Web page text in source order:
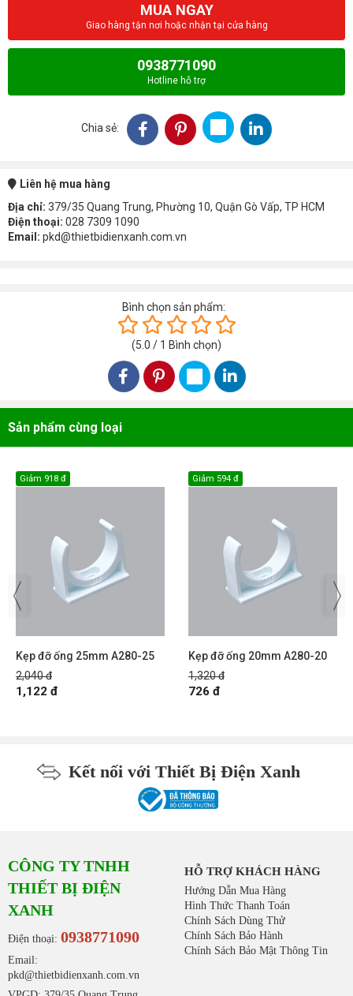
MUA NGAY
Giao hàng tận nơi hoặc nhận tại cửa hàng
0938771090
Hotline hỗ trợ
Chia sẻ:
Liên hệ mua hàng
Địa chỉ: 379/35 Quang Trung, Phường 10, Quận Gò Vấp, TP HCM
Điện thoại: 028 7309 1090
Email: pkd@thietbidienxanh.com.vn
Bình chọn sản phẩm:
(5.0 / 1 Bình chọn)
Sản phẩm cùng loại
Kẹp đỡ ống 25mm A280-25
2,040 đ
Giảm 918 đ
1,122 đ
Kẹp đỡ ống 20mm A280-20
1,320 đ
Giảm 594 đ
726 đ
Kết nối với Thiết Bị Điện Xanh
CÔNG TY TNHH
THIẾT BỊ ĐIỆN
XANH
Điện thoại: 0938771090
Email:
pkd@thietbidienxanh.com.vn
HỖ TRỢ KHÁCH HÀNG
Hướng Dẫn Mua Hàng
Hình Thức Thanh Toán
Chính Sách Dùng Thử
Chính Sách Bảo Hành
Chính Sách Bảo Mật Thông Tin